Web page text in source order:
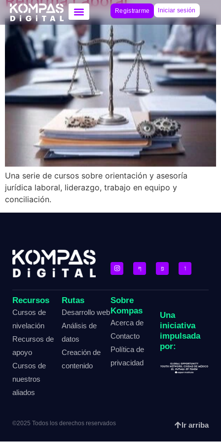
Registrarme Iniciar sesión
Una serie de cursos sobre orientación y asesoría
jurídica laboral, liderazgo, trabajo en equipo y
conciliación.
Recursos
Cursos de
nivelación
Recursos de
apoyo
Cursos de
nuestros
aliados
Rutas
Desarrollo web
Análisis de
datos
Creación de
contenido
Sobre
Kompas
Acerca de
Contacto
Política de
privacidad
Una
iniciativa
impulsada
por:
©2025 Todos los derechos reservados Ir arriba